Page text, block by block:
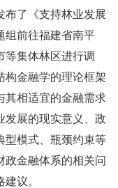
布了《支持林业发展
组前往福建省南平
等集体林区进行调
构金融学的理论框架
其相适宜的金融需求
发展的现实意义、政
型模式、瓶颈约束等
政金融体系的相关问
议。